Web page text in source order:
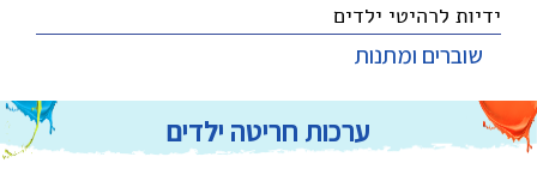
ידיות לרהיטי ילדים
שוברים ומתנות
ערכות חריטה ילדים